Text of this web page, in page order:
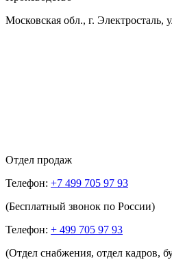
Московская обл., г. Электросталь,
Отдел продаж
Телефон: +7 499 705 97 93
(Бесплатный звонок по России)
Телефон: + 499 705 97 93
(Отдел снабжения, отдел кадров,